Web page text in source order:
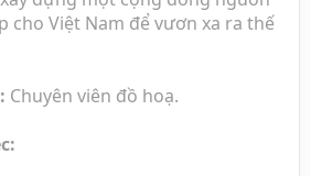
cho Việt Nam để vươn xa ra thế
Chuyên viên đồ hoạ.